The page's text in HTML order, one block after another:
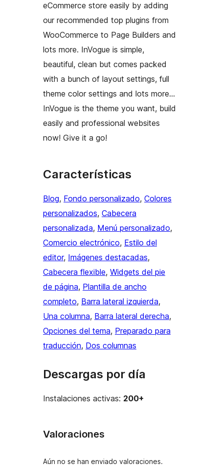
eCommerce store easily by adding
our recommended top plugins from
WooCommerce to Page Builders and
lots more. InVogue is simple,
beautiful, clean but comes packed
with a bunch of layout settings, full
theme color settings and lots more…
InVogue is the theme you want, build
easily and professional websites
now! Give it a go!
Características
Blog, Fondo personalizado, Colores
personalizados, Cabecera
personalizada, Menú personalizado
Comercio electrónico, Estilo del
editor, Imágenes destacadas
Cabecera flexible, Widgets del pie
de página, Plantilla de ancho
completo, Barra lateral izquierda
Una columna, Barra lateral derecha
Opciones del tema, Preparado para
traducción, Dos columnas
Descargas por día
Instalaciones activas: 200+
Valoraciones
Aún no se han enviado valoraciones.